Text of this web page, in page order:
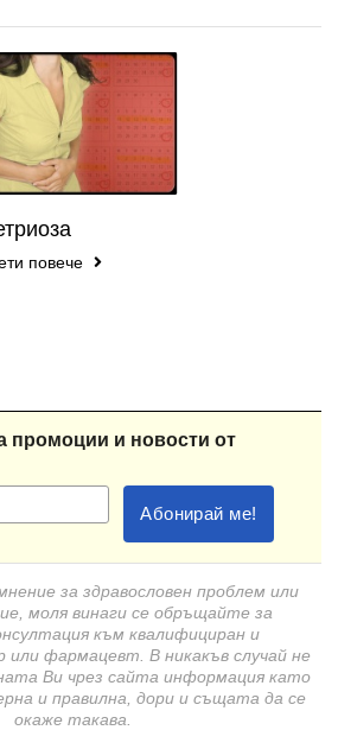
повече
промоции и новости от
за здравословен проблем или
моля винаги се обръщайте за
към квалифициран и
или фармацевт. В никакъв случай не
Ви чрез сайта информация като
и правилна, дори и същата да се
окаже такава.